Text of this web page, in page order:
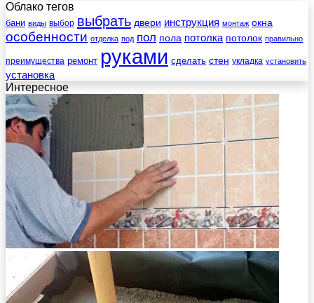
Облако тегов
бани виды выбор выбрать двери инструкция монтаж окна
особенности отделка под пол пола потолка потолок правильно
преимущества ремонт руками сделать стен укладка установить
установка
Интересное